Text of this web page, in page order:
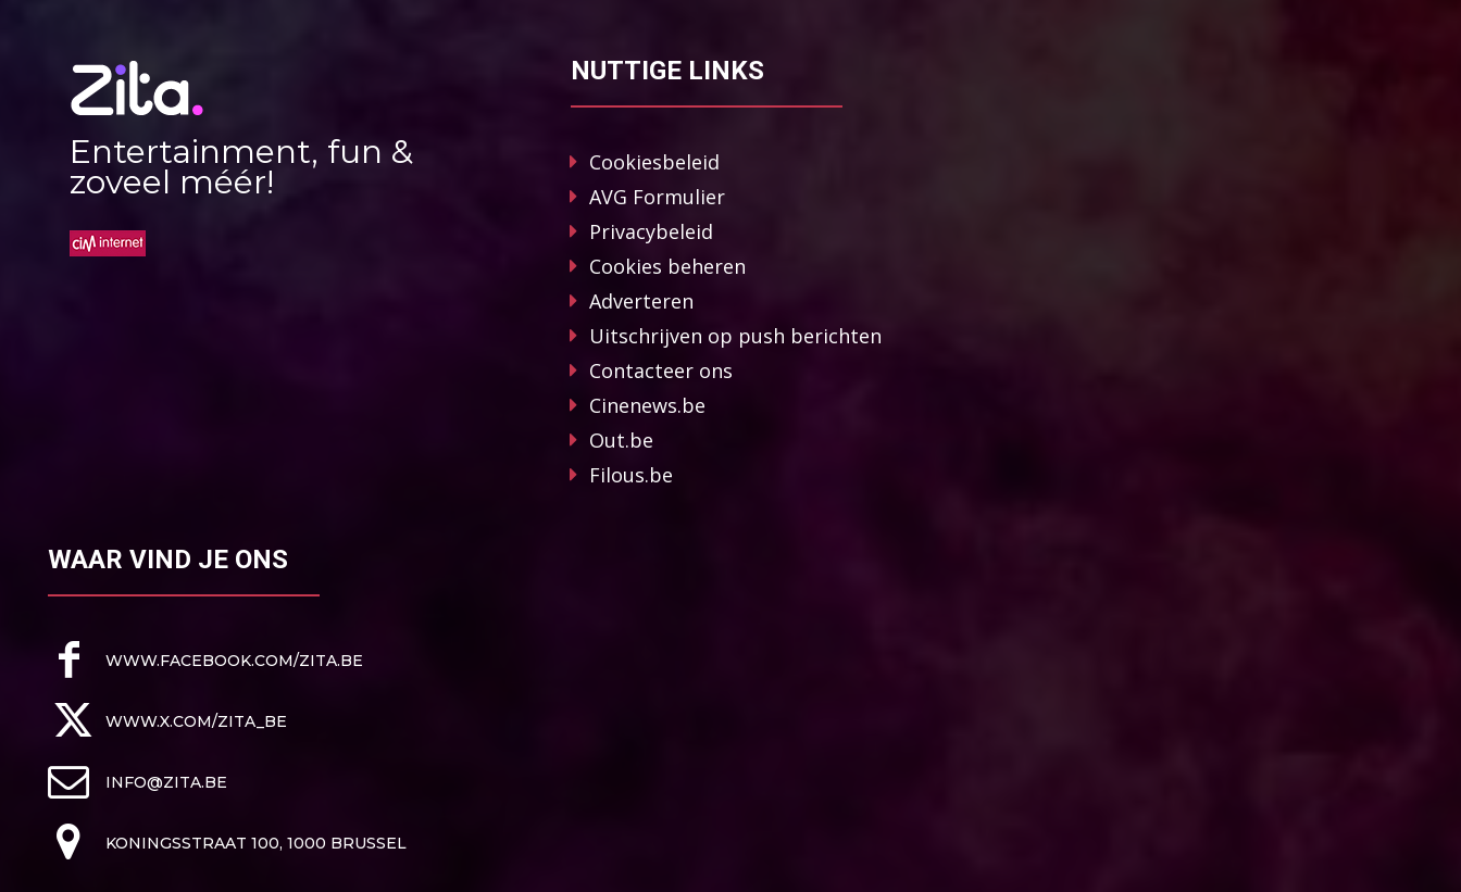
Entertainment, fun &
zoveel méér!
NUTTIGE LINKS
Cookiesbeleid
AVG Formulier
Privacybeleid
Cookies beheren
Adverteren
Uitschrijven op push berichten
Contacteer ons
Cinenews.be
Out.be
Filous.be
WAAR VIND JE ONS
WWW.FACEBOOK.COM/ZITA.BE
WWW.X.COM/ZITA_BE
INFO@ZITA.BE
KONINGSSTRAAT 100, 1000 BRUSSEL